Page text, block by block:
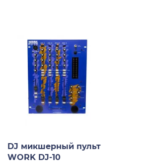
DJ микшерный пульт
WORK DJ-10